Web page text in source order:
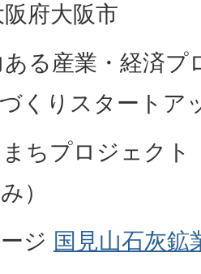
府大阪市
る産業・経済
くりスタートア
ちプロジェクト
）
ジ 国見山石灰鉱